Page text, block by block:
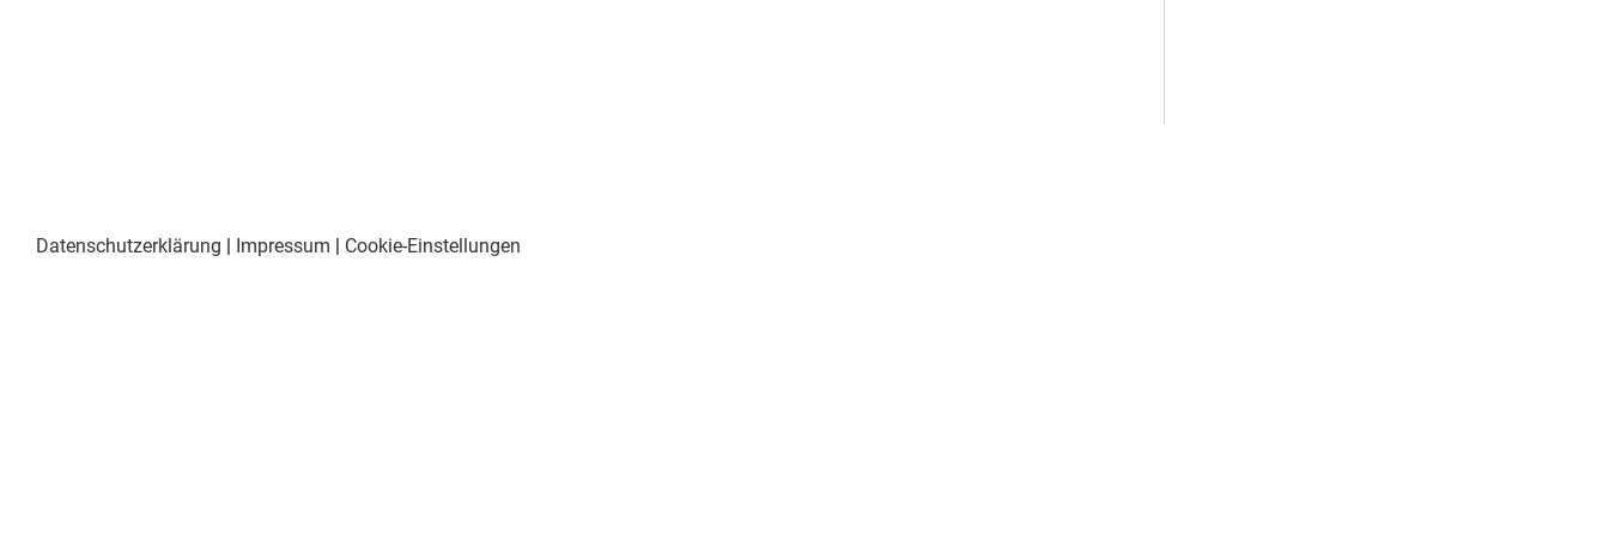
Datenschutzerklärung | Impressum | Cookie-Einstellungen